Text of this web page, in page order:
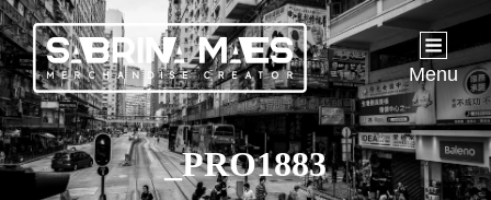
Menu
_PRO1883